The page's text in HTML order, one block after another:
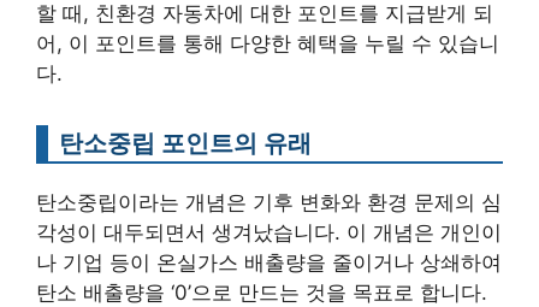
할 때, 친환경 자동차에 대한 포인트를 지급받게 되
어, 이 포인트를 통해 다양한 혜택을 누릴 수 있습니
다.
탄소중립 포인트의 유래
탄소중립이라는 개념은 기후 변화와 환경 문제의 심
각성이 대두되면서 생겨났습니다. 이 개념은 개인이
나 기업 등이 온실가스 배출량을 줄이거나 상쇄하여
탄소 배출량을 ‘0’으로 만드는 것을 목표로 합니다.